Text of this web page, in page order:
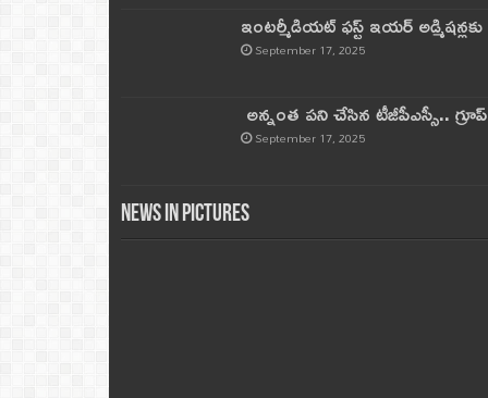
ఇంటర్మీడియట్ ఫస్ట్‌ ఇయర్‌
September 17, 2025
అన్నంత పని చేసిన టీజీపీఎస్సీ..
September 17, 2025
News in Pictures